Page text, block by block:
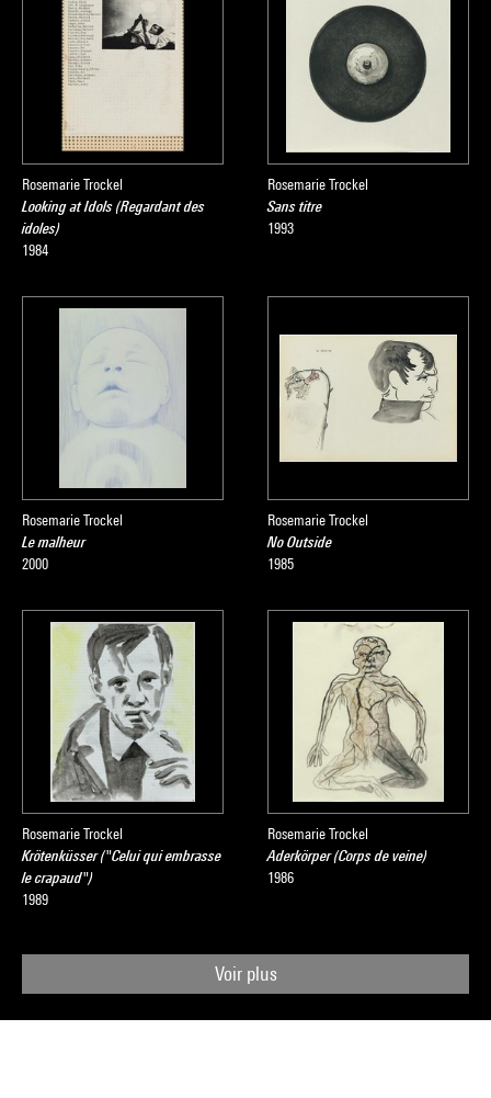
Rosemarie Trockel
Looking at Idols (Regardant des
idoles)
1984
Rosemarie Trockel
Sans titre
1993
Rosemarie Trockel
Le malheur
2000
Rosemarie Trockel
No Outside
1985
Rosemarie Trockel
Krötenküsser ("Celui qui embrasse
le crapaud")
1989
Rosemarie Trockel
Aderkörper (Corps de veine)
1986
Voir plus